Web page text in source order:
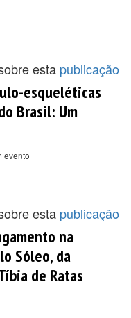
esta publicação
esqueléticas
Brasil: Um
evento
esta publicação
na
Sóleo, da
de Ratas